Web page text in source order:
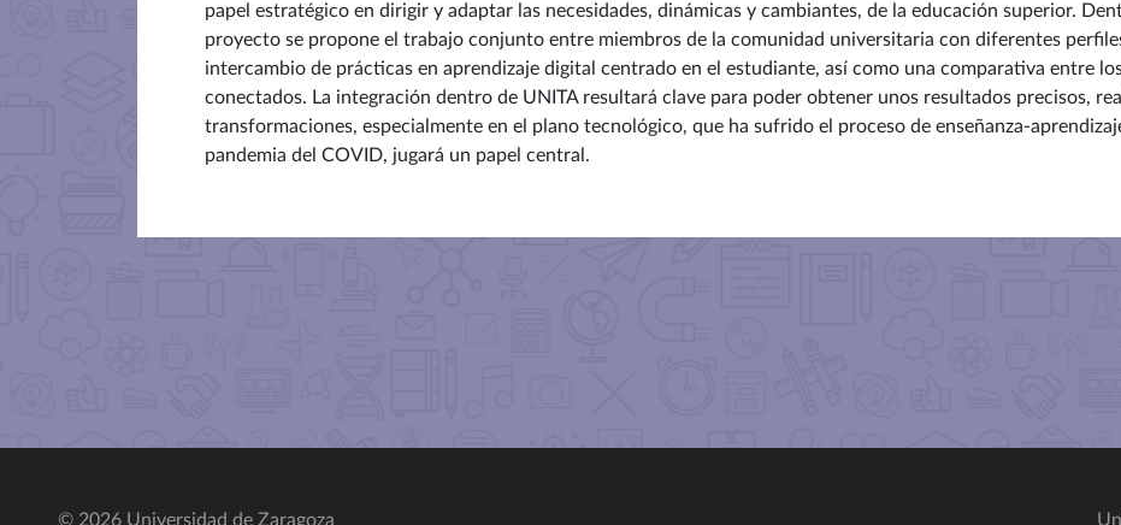
papel estratégico en dirigir y adaptar las necesidades, dinámicas y cambiantes, de la educación superior.
proyecto se propone el trabajo conjunto entre miembros de la comunidad universitaria con diferentes
intercambio de prácticas en aprendizaje digital centrado en el estudiante, así como una comparativa entre
conectados. La integración dentro de UNITA resultará clave para poder obtener unos resultados precisos,
transformaciones, especialmente en el plano tecnológico, que ha sufrido el proceso de enseñanza-
pandemia del COVID, jugará un papel central.
© 2026 Universidad de Zaragoza